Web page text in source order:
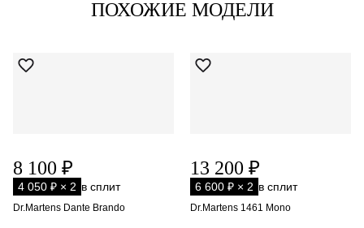
ПОХОЖИЕ МОДЕЛИ
8 100 ₽
4 050 ₽ × 2 в сплит
Dr.Martens Dante Brando
13 200 ₽
6 600 ₽ × 2 в сплит
Dr.Martens 1461 Mono